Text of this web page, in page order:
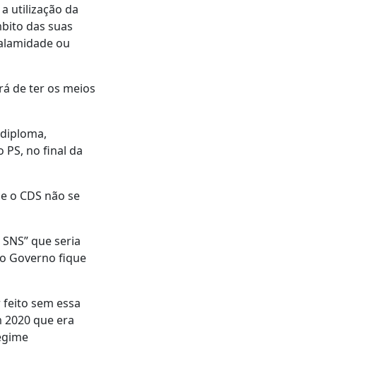
utilização da
das suas
ou
de ter os meios
PS, no final da
o CDS não se
que seria
Governo fique
sem essa
2020 que era